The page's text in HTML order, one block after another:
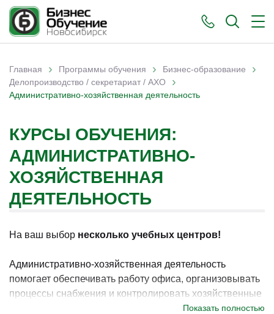
Вы здесь
Главная › Программы обучения › Бизнес-образование ›
Делопроизводство / секретариат / АХО ›
Административно-хозяйственная деятельность
КУРСЫ ОБУЧЕНИЯ:
АДМИНИСТРАТИВНО-
ХОЗЯЙСТВЕННАЯ
ДЕЯТЕЛЬНОСТЬ
На ваш выбор несколько учебных центров!
Административно-хозяйственная деятельность
помогает обеспечивать работу офиса, организовывать
процессы снабжения и контролировать хозяйственные
задачи компании. В Новосибирске программы по
Показать полностью